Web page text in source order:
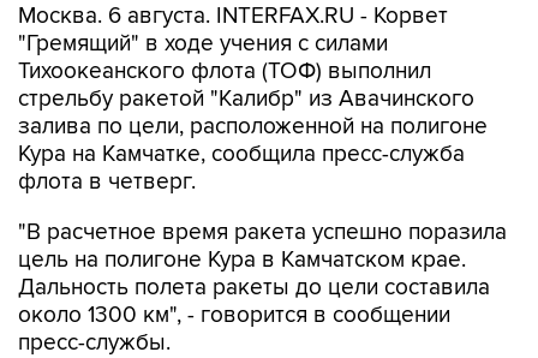
Москва. 6 августа. INTERFAX.RU - Корвет
"Гремящий" в ходе учения с силами
Тихоокеанского флота (ТОФ) выполнил
стрельбу ракетой "Калибр" из Авачинского
залива по цели, расположенной на полигоне
Кура на Камчатке, сообщила пресс-служба
флота в четверг.
"В расчетное время ракета успешно поразила
цель на полигоне Кура в Камчатском крае.
Дальность полета ракеты до цели составила
около 1300 км", - говорится в сообщении
пресс-службы.